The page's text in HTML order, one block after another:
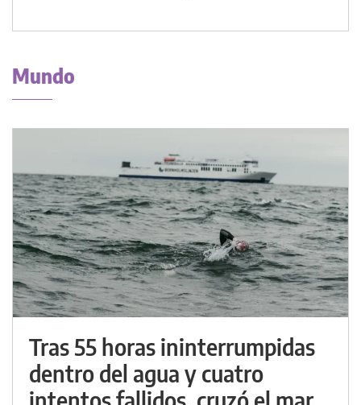
Mundo
Tras 55 horas ininterrumpidas
dentro del agua y cuatro